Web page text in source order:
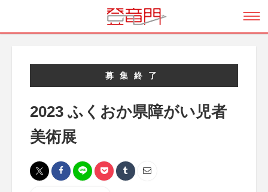
募集終了
2023 ふくおか県障がい児者
美術展